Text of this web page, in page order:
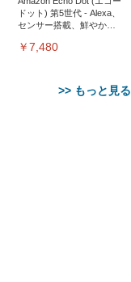
ドット) 第5世代 - Alexa、
センサー搭載、鮮やかな
￥7,480
>> もっと見る